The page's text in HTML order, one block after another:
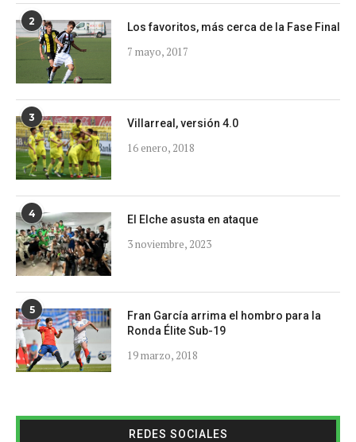
2 Los favoritos, más cerca de la Fase Final
7 mayo, 2017
3 Villarreal, versión 4.0
16 enero, 2018
4 El Elche asusta en ataque
3 noviembre, 2023
5
Fran García arrima el hombro para la
Ronda Élite Sub-19
19 marzo, 2018
REDES SOCIALES